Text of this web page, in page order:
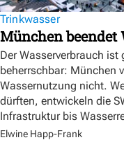
Trinkwasser
München beendet
Der Wasserverbrauch
beherrschbar: München
Wassernutzung nicht.
dürften, entwickeln die
Infrastruktur bis
Elwine Happ-Frank